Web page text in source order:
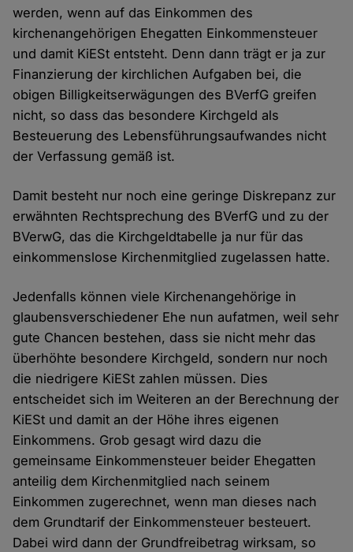
werden, wenn auf das Einkommen des
kirchenangehörigen Ehegatten Einkommensteuer
und damit KiESt entsteht. Denn dann trägt er ja zur
Finanzierung der kirchlichen Aufgaben bei, die
obigen Billigkeitserwägungen des BVerfG greifen
nicht, so dass das besondere Kirchgeld als
Besteuerung des Lebensführungsaufwandes nicht
der Verfassung gemäß ist.
Damit besteht nur noch eine geringe Diskrepanz zur
erwähnten Rechtsprechung des BVerfG und zu der
BVerwG, das die Kirchgeldtabelle ja nur für das
einkommenslose Kirchenmitglied zugelassen hatte.
Jedenfalls können viele Kirchenangehörige in
glaubensverschiedener Ehe nun aufatmen, weil sehr
gute Chancen bestehen, dass sie nicht mehr das
überhöhte besondere Kirchgeld, sondern nur noch
die niedrigere KiESt zahlen müssen. Dies
entscheidet sich im Weiteren an der Berechnung der
KiESt und damit an der Höhe ihres eigenen
Einkommens. Grob gesagt wird dazu die
gemeinsame Einkommensteuer beider Ehegatten
anteilig dem Kirchenmitglied nach seinem
Einkommen zugerechnet, wenn man dieses nach
dem Grundtarif der Einkommensteuer besteuert.
Dabei wird dann der Grundfreibetrag wirksam, so